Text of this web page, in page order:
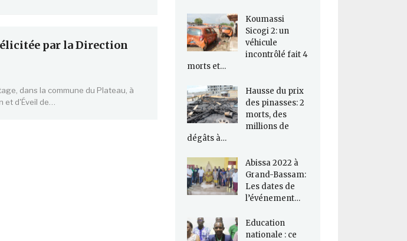
par la Direction
dans la commune du Plateau, à
et d'Éveil de…
Koumassi
Sicogi 2: un
véhicule
incontrôlé fait 4
morts et…
Hausse du prix
des pinasses: 2
morts, des
millions de
dégâts à…
Abissa 2022 à
Grand-Bassam:
Les dates de
l’événement…
Education
nationale : ce